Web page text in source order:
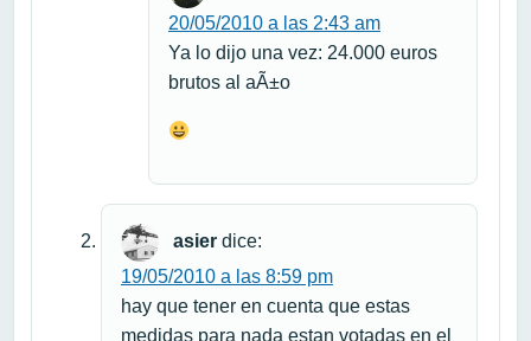
20/05/2010 a las 2:43 am
Ya lo dijo una vez: 24.000 euros
brutos al aÃ±o
asier dice:
19/05/2010 a las 8:59 pm
hay que tener en cuenta que estas
medidas para nada estan votadas en el